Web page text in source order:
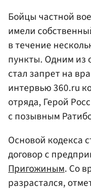
Бойцы частной
имели
в течение
пункты. Одним из
стал запрет на
интервью 360.ru
отряда, Герой
с позывным
Основой кодекса
договор с
Пригожиным. Со
разрастался,